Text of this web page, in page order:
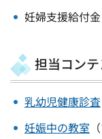
妊婦支援給付
担当コンテ
乳幼児健康診査
妊娠中の教室